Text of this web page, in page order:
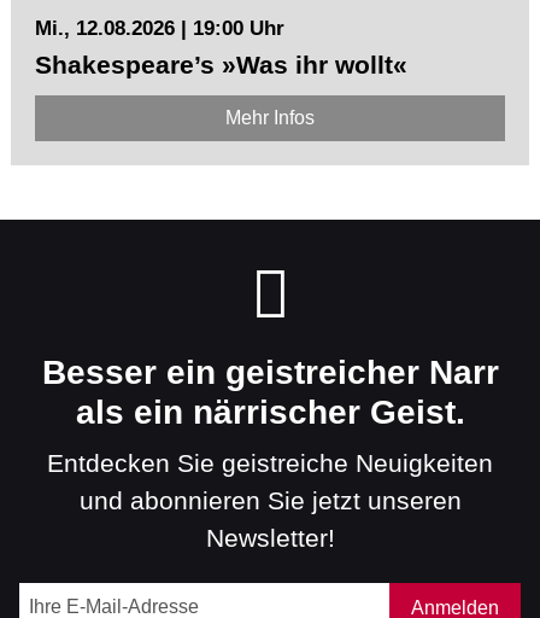
Mi., 12.08.2026 | 19:00 Uhr
Shakespeare’s »Was ihr wollt«
Mehr Infos
Besser ein geistreicher Narr
als ein närrischer Geist.
Entdecken Sie geistreiche Neuigkeiten
und abonnieren Sie jetzt unseren
Newsletter!
Anmelden